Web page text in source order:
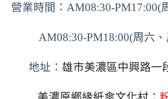
營業時間：AM08:30-PM17:00(
AM08:30-PM18:00(周六
地址：雄市美濃區中興路一